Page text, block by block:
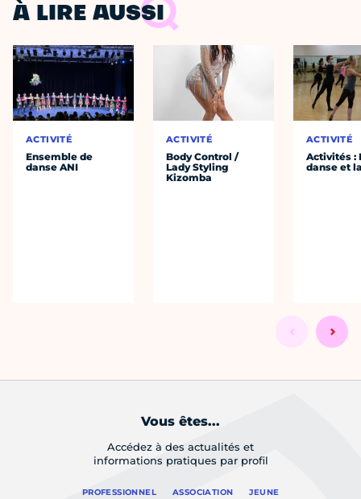
À LIRE AUSSI
ACTIVITÉ
Ensemble de
danse ANI
ACTIVITÉ
Body Control /
Lady Styling
Kizomba
ACTIVITÉ
Activités :
danse et
Vous êtes...
Accédez à des actualités et
informations pratiques par profil
PROFESSIONNEL ASSOCIATION JEUNE